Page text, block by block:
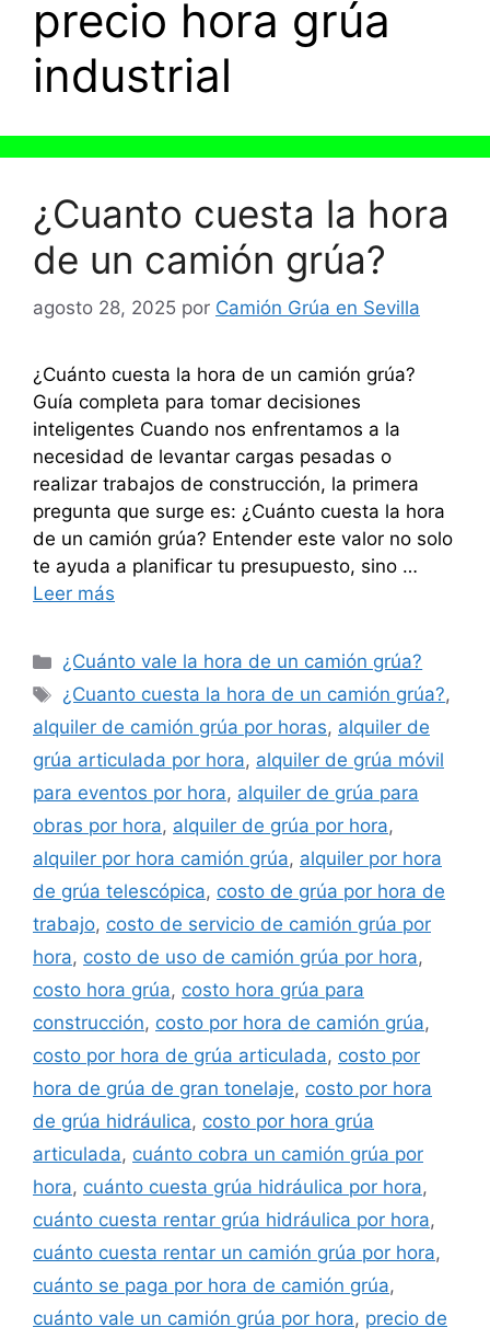
precio hora grúa
industrial
¿Cuanto cuesta la hora
de un camión grúa?
agosto 28, 2025 por Camión Grúa en Sevilla
¿Cuánto cuesta la hora de un camión grúa?
Guía completa para tomar decisiones
inteligentes Cuando nos enfrentamos a la
necesidad de levantar cargas pesadas o
realizar trabajos de construcción, la primera
pregunta que surge es: ¿Cuánto cuesta la hora
de un camión grúa? Entender este valor no solo
te ayuda a planificar tu presupuesto, sino …
Leer más
Categorías
¿Cuánto vale la hora de un camión grúa?
Etiquetas
¿Cuanto cuesta la hora de un camión grúa?,
alquiler de camión grúa por horas, alquiler de
grúa articulada por hora, alquiler de grúa móvil
para eventos por hora, alquiler de grúa para
obras por hora, alquiler de grúa por hora,
alquiler por hora camión grúa, alquiler por hora
de grúa telescópica, costo de grúa por hora de
trabajo, costo de servicio de camión grúa por
hora, costo de uso de camión grúa por hora,
costo hora grúa, costo hora grúa para
construcción, costo por hora de camión grúa,
costo por hora de grúa articulada, costo por
hora de grúa de gran tonelaje, costo por hora
de grúa hidráulica, costo por hora grúa
articulada, cuánto cobra un camión grúa por
hora, cuánto cuesta grúa hidráulica por hora,
cuánto cuesta rentar grúa hidráulica por hora,
cuánto cuesta rentar un camión grúa por hora,
cuánto se paga por hora de camión grúa,
cuánto vale un camión grúa por hora, precio de